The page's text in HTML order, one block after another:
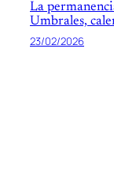
La
Umbrales,
23/02/2026